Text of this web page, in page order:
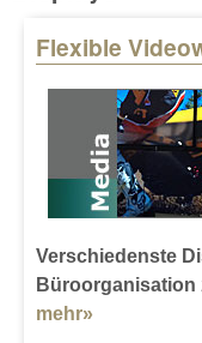
Flexible
Verschiedenste
Büroorganisation
mehr»
Pages